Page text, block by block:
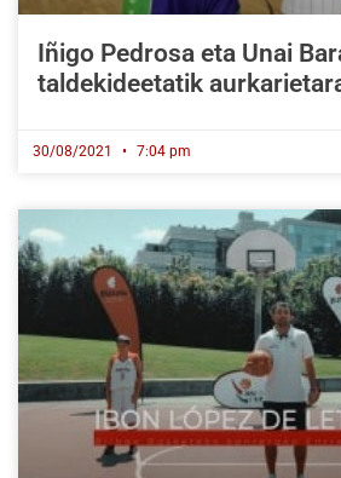
Iñigo Pedrosa eta Unai
taldekideetatik
30/08/2021 7:04 pm